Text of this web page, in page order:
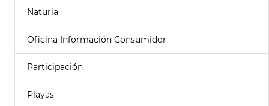
Naturia
Oficina Información Consumidor
Participación
Playas